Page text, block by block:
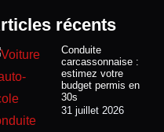
récents
Conduite
carcassonnaise :
estimez votre
budget permis en
30s
31 juillet 2026